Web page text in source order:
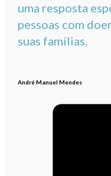
uma resposta
pessoas com
suas famílias.
André Manuel Mendes